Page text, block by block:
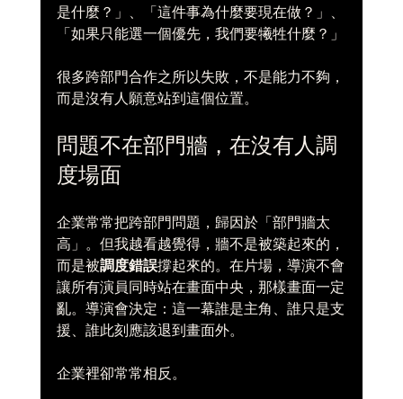
是什麼？」、「這件事為什麼要現在做？」、
「如果只能選一個優先，我們要犧牲什麼？」
很多跨部門合作之所以失敗，不是能力不夠，
而是沒有人願意站到這個位置。
問題不在部門牆，在沒有人調
度場面
企業常常把跨部門問題，歸因於「部門牆太
高」。但我越看越覺得，牆不是被築起來的，
而是被調度錯誤撐起來的。在片場，導演不會
讓所有演員同時站在畫面中央，那樣畫面一定
亂。導演會決定：這一幕誰是主角、誰只是支
援、誰此刻應該退到畫面外。
企業裡卻常常相反。